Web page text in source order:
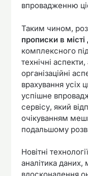
впровадженню
Таким чином,
прописки в
комплексного
технічні
організаційні
врахування усіх
успішне
сервісу, який
очікуванням
подальшому
Новітні
аналітика даних,